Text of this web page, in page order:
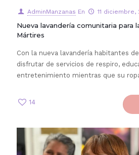
AdminManzanas En 11 diciembre,
Nueva lavandería comunitaria para
Mártires
Con la nueva lavandería habitantes
disfrutar de servicios de respiro,
entretenimiento mientras que su
14